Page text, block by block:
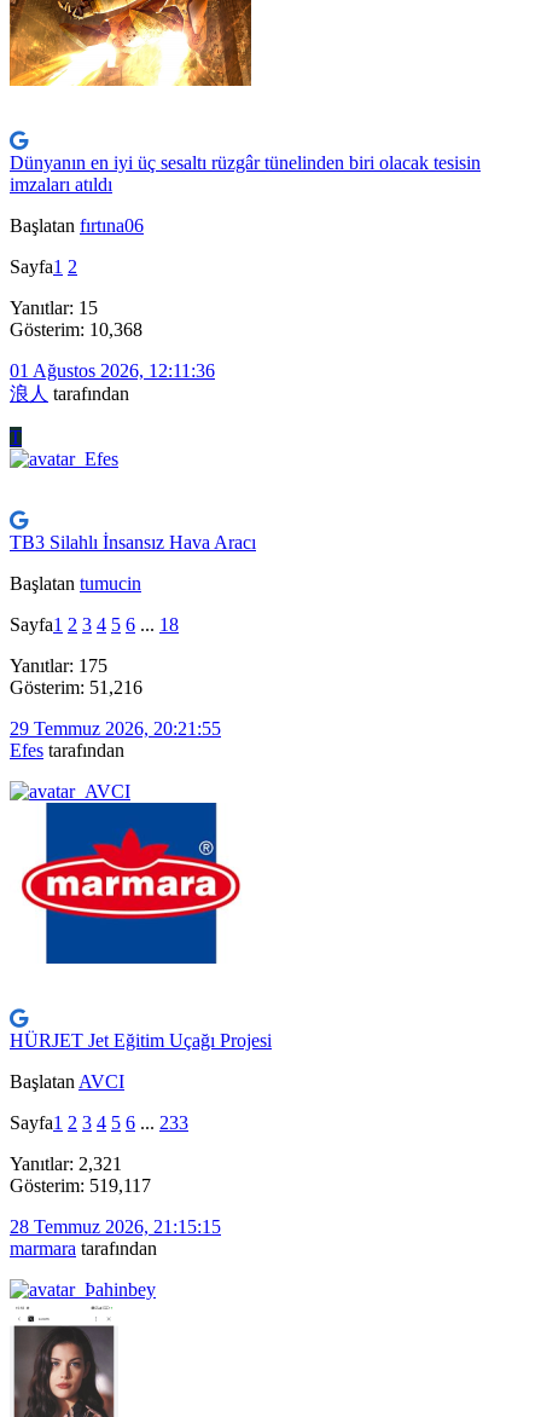
Dünyanın en iyi üç sesaltı rüzgâr tünelinden biri olacak tesisin
imzaları atıldı
Başlatan fırtına06
Sayfa1 2
Yanıtlar: 15
Gösterim: 10,368
01 Ağustos 2026, 12:11:36
浪人 tarafından
T
TB3 Silahlı İnsansız Hava Aracı
Başlatan tumucin
Sayfa1 2 3 4 5 6 ... 18
Yanıtlar: 175
Gösterim: 51,216
29 Temmuz 2026, 20:21:55
Efes tarafından
HÜRJET Jet Eğitim Uçağı Projesi
Başlatan AVCI
Sayfa1 2 3 4 5 6 ... 233
Yanıtlar: 2,321
Gösterim: 519,117
28 Temmuz 2026, 21:15:15
marmara tarafından